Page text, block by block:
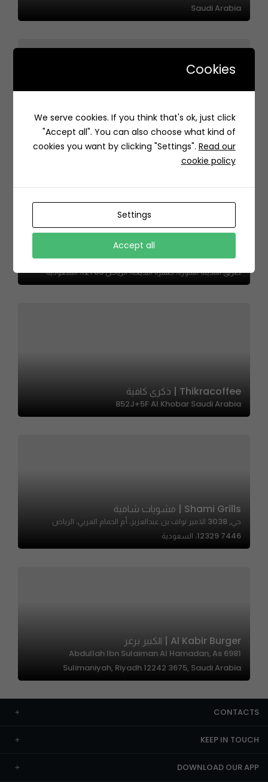
Saudi Arabia
Regal Burger – ريجل برجر
السعودية
PIZZARATTI | بيتزاراتي
طريق المدينة المنورة، ظهرة البديعة، الرياض 12783، السعودية
Thikracoffee | ذكرى كافية
852J+5F Al Khobar Saudi Arabia
Shami Grills | مشويات شامية
حي, 3038 الامير نواف بن عبدالعزيز، أم الحمام الغربي، الرياض
12329 7446، السعودية
Al Kabir Burger | الكبير برغر
6981 Abdullah Ibn Sulaiman Al Hamadan, As
Sulimaniyah, Riyadh 12242 3675, Saudi Arabia
CONTACTS
KEEP IN TOUCH
DOWNLOAD OUR APP
Cookies
We serve cookies. If you think that's ok, just click
"Accept all". You can also choose what kind of
cookies you want by clicking "Settings". Read our
cookie policy
Settings
Accept all